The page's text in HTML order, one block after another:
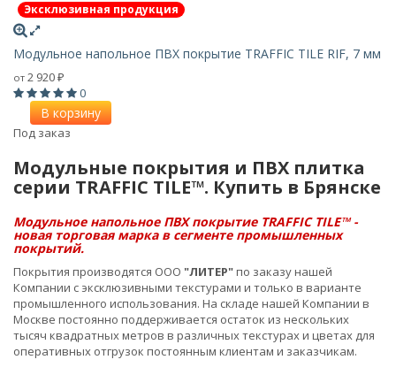
Эксклюзивная продукция
Модульное напольное ПВХ покрытие TRAFFIC TILE RIF, 7 мм
от 2 920 ₽
0
В корзину
Под заказ
Модульные покрытия и ПВХ плитка
серии TRAFFIC TILE™. Купить в Брянске
Модульное напольное ПВХ покрытие TRAFFIC TILE™ -
новая торговая марка в сегменте промышленных
покрытий.
Покрытия производятся ООО "ЛИТЕР"по заказу нашей
Компании с эксклюзивными текстурами и только в варианте
промышленного использования. На складе нашей Компании в
Москве постоянно поддерживается остаток из нескольких
тысяч квадратных метров в различных текстурах и цветах для
оперативных отгрузок постоянным клиентам и заказчикам.